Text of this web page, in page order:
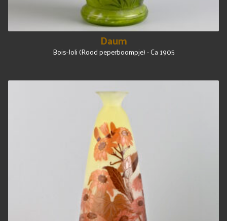
Daum
Bois-Joli (Rood peperboompje) - Ca 1905